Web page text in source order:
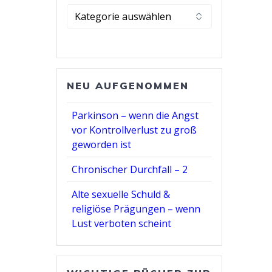
Kategorie
NEU AUFGENOMMEN
Parkinson – wenn die Angst
vor Kontrollverlust zu groß
geworden ist
Chronischer Durchfall – 2
Alte sexuelle Schuld &
religiöse Prägungen – wenn
Lust verboten scheint